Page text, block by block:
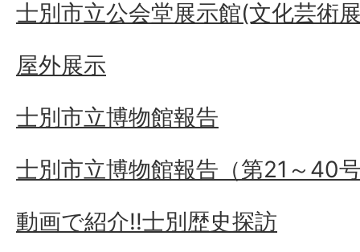
士別市立公会堂展示館(文化芸術
屋外展示
士別市立博物館報告
士別市立博物館報告（第21～40
動画で紹介!!士別歴史探訪